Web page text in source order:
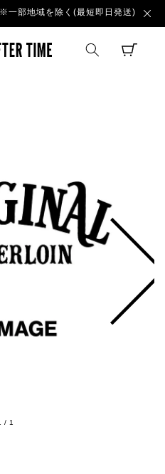
部地域を除く(最短即日発送)
TIME AFTER
CART
/ 1